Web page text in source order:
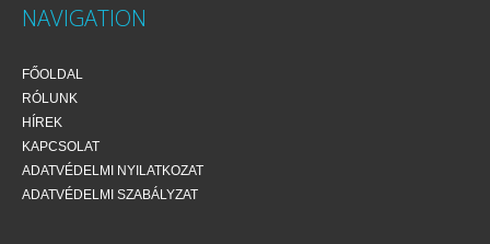
NAVIGATION
FŐOLDAL
RÓLUNK
HÍREK
KAPCSOLAT
ADATVÉDELMI NYILATKOZAT
ADATVÉDELMI SZABÁLYZAT